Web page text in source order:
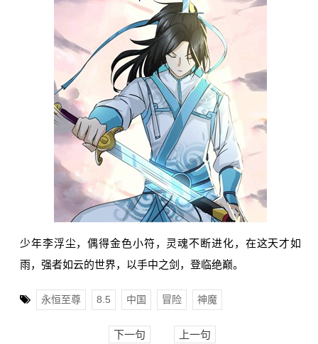
少年李浮尘，偶得金色小符，灵魂不断进化，在这天才如
雨，强者如云的世界，以手中之剑，登临绝巅。
永恒至尊 8.5 中国 冒险 神魔
下一句 上一句